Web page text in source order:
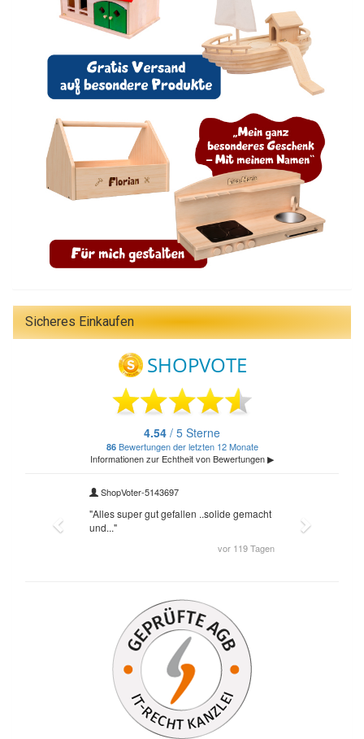
Sicheres Einkaufen